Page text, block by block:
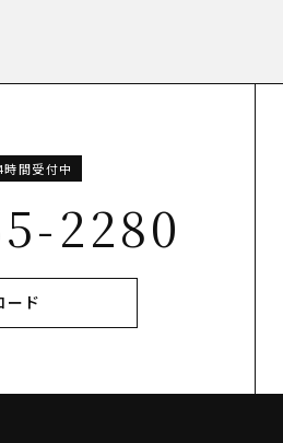
2280
時間受付中
ド